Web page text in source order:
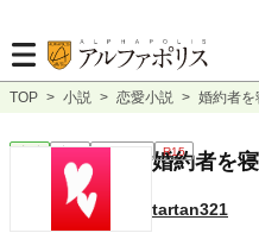
TOP > 小説 > 恋愛小説 > 婚約者
完結 ｼｮｰﾄｼｮｰﾄ R15
婚約者を
tartan321